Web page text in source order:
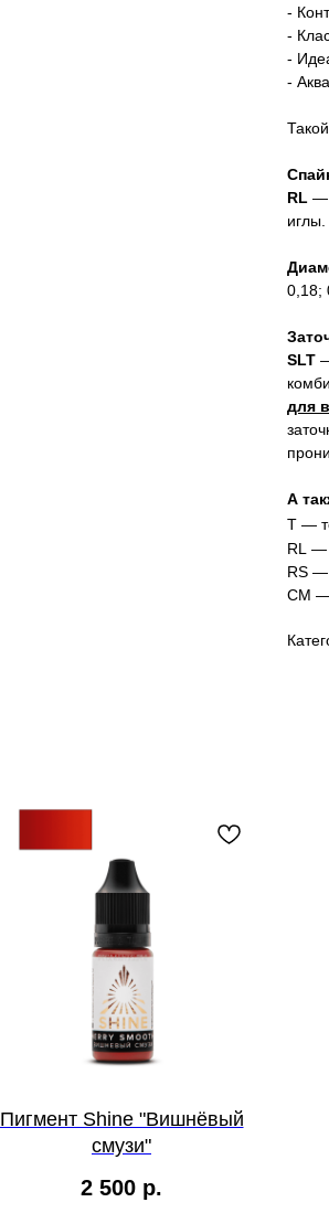
-
-
-
-
RL —
0,18;
SLT
для
А
T —
RL —
RS —
CM
Пигмент Shine "Вишнёвый
смузи"
2 500 р.